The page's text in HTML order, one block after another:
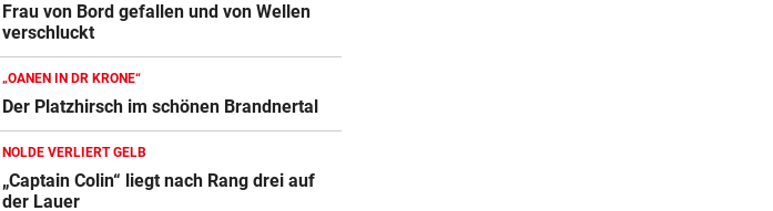
Frau von Bord gefallen und von Wellen
verschluckt
„OANEN IN DR KRONE“
Der Platzhirsch im schönen Brandnertal
NOLDE VERLIERT GELB
„Captain Colin“ liegt nach Rang drei auf
der Lauer